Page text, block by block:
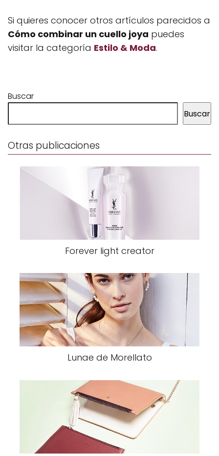
Si quieres conocer otros artículos parecidos a
Cómo combinar un cuello joya puedes
visitar la categoría Estilo & Moda.
Buscar
Buscar
Otras publicaciones
Forever light creator
Lunae de Morellato